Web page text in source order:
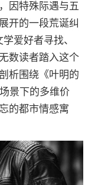
因特殊际遇与五
开的一段荒诞纠
爱好者寻找、
数读者踏入这个
析围绕《叶明的
景下的多维价
的都市情感寓